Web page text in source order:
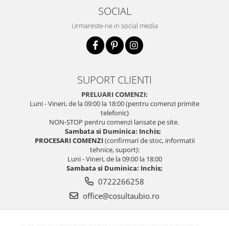
SOCIAL
Urmareste-ne in social media
SUPORT CLIENTI
PRELUARI COMENZI:
Luni - Vineri, de la 09:00 la 18:00 (pentru comenzi primite
telefonic)
NON-STOP pentru comenzi lansate pe site.
Sambata si Duminica: Inchis;
PROCESARI COMENZI(confirmari de stoc, informatii
tehnice, suport):
Luni - Vineri, de la 09:00 la 18:00
Sambata si Duminica: Inchis;
0722266258
office@cosultaubio.ro